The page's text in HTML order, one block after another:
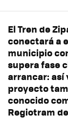
El Tren de
conectará a
municipio
supera fase
arrancar: así
proyecto
conocido
Regiotram